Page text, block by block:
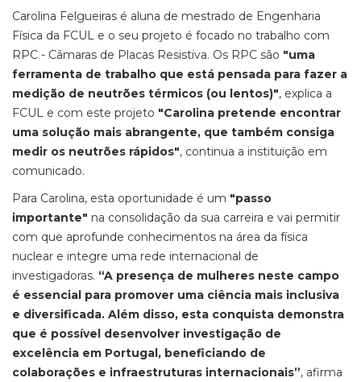
Carolina Felgueiras é aluna de mestrado de Engenharia
Física da FCUL e o seu projeto é focado no trabalho com
RPC - Câmaras de Placas Resistiva. Os RPC são "uma
ferramenta de trabalho que está pensada para fazer a
medição de neutrões térmicos (ou lentos)", explica a
FCUL e com este projeto "Carolina pretende encontrar
uma solução mais abrangente, que também consiga
medir os neutrões rápidos", continua a instituição em
comunicado.
Para Carolina, esta oportunidade é um "passo
importante" na consolidação da sua carreira e vai permitir
com que aprofunde conhecimentos na área da física
nuclear e integre uma rede internacional de
investigadoras. “A presença de mulheres neste campo
é essencial para promover uma ciência mais inclusiva
e diversificada. Além disso, esta conquista demonstra
que é possível desenvolver investigação de
excelência em Portugal, beneficiando de
colaborações e infraestruturas internacionais”, afirma